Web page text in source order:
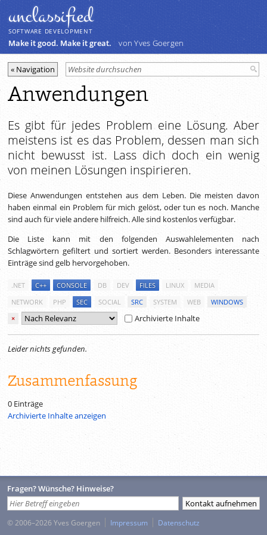
unclassiﬁed
SOFTWARE DEVELOPMENT
Make it good. Make it great. von Yves Goergen
Anwendungen
Es gibt für jedes Problem eine Lösung. Aber
meistens ist es das Problem, dessen man sich
nicht bewusst ist. Lass dich doch ein wenig
von meinen Lösungen inspirieren.
Diese Anwendungen entstehen aus dem Leben. Die meisten davon
haben einmal ein Problem für mich gelöst, oder tun es noch. Manche
sind auch für viele andere hilfreich. Alle sind kostenlos verfügbar.
Die Liste kann mit den folgenden Auswahlelementen nach
Schlagwörtern gefiltert und sortiert werden. Besonders interessante
Einträge sind gelb hervorgehoben.
.NET C++ CONSOLE DB DEV FILES LINUX
MEDIA
NETWORK
PHP SEC SOCIAL SRC SYSTEM WEB
WINDOWS
×
Archivierte Inhalte
Leider nichts gefunden.
Zusammenfassung
0 Einträge
Archivierte Inhalte anzeigen
Fragen? Wünsche? Hinweise?
© 2006–2026 Yves Goergen Impressum Datenschutz